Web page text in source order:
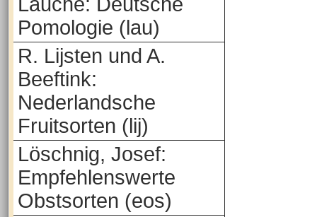
Pomologie (lau)
R. Lijsten und A.
Beeftink:
Nederlandsche
Fruitsorten (lij)
Löschnig, Josef:
Empfehlenswerte
Obstsorten (eos)